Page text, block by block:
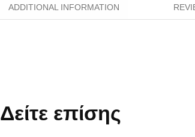
ADDITIONAL INFORMATION
Δείτε επίσης